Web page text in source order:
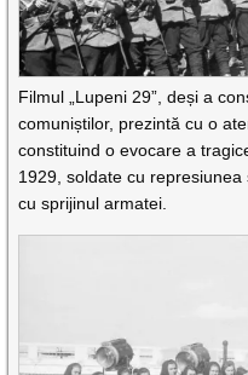
Filmul „Lupeni 29”, deși a
comuniștilor, prezintă cu o
constituind o evocare a
1929, soldate cu
cu sprijinul armatei.